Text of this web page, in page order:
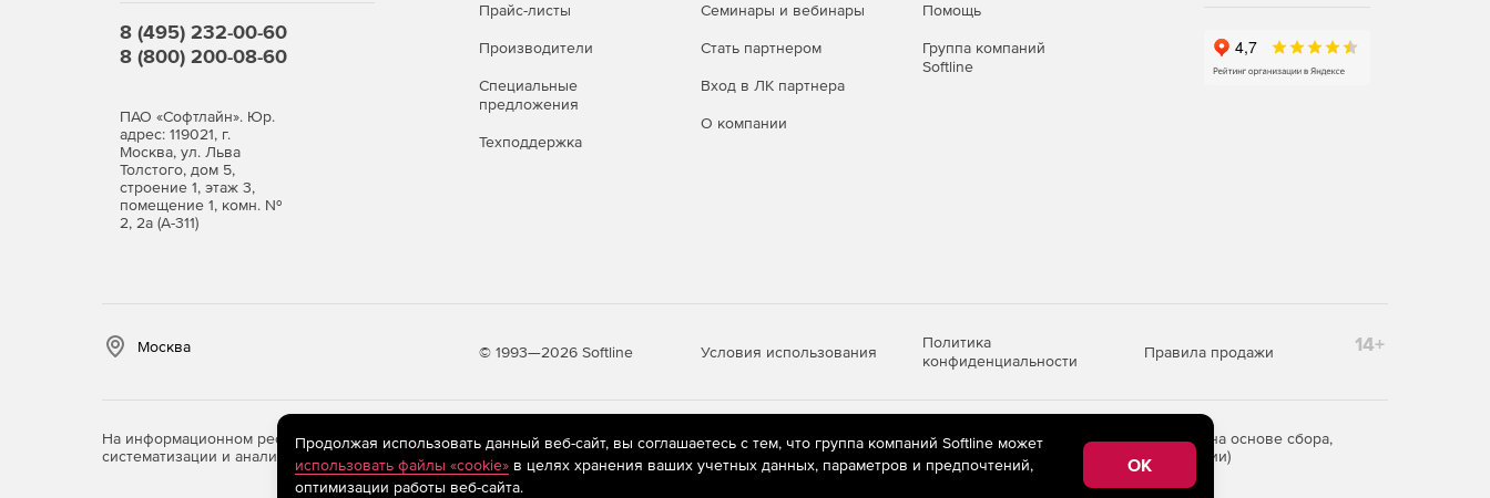
8 (495) 232-00-60
8 (800) 200-08-60
ПАО «Софтлайн». Юр.
адрес: 119021, г.
Москва, ул. Льва
Толстого, дом 5,
строение 1, этаж 3,
помещение 1, комн. №
2, 2а (А-311)
Прайс-листы
Производители
Специальные
предложения
Техподдержка
Семинары и вебинары
Стать партнером
Вход в ЛК партнера
О компании
Помощь
Группа компаний
Softline
Москва © 1993—2026 Softline Условия использования
Политика
конфиденциальности
Правила продажи 14+
На информационном ресурсе store.softline.ru применяютсярекомендательные технологии(информационные технологии предоставления информации на основе сбора,
систематизации и анализа сведений, относящихся к предпочтениям пользователей сети «Интернет», находящихся на территории Российской Федерации)
Продолжая использовать данный веб-сайт, вы соглашаетесь с тем, что группа компаний Softline может
использовать файлы «cookie»в целях хранения ваших учетных данных, параметров и предпочтений,
оптимизации работы веб-сайта.
OK